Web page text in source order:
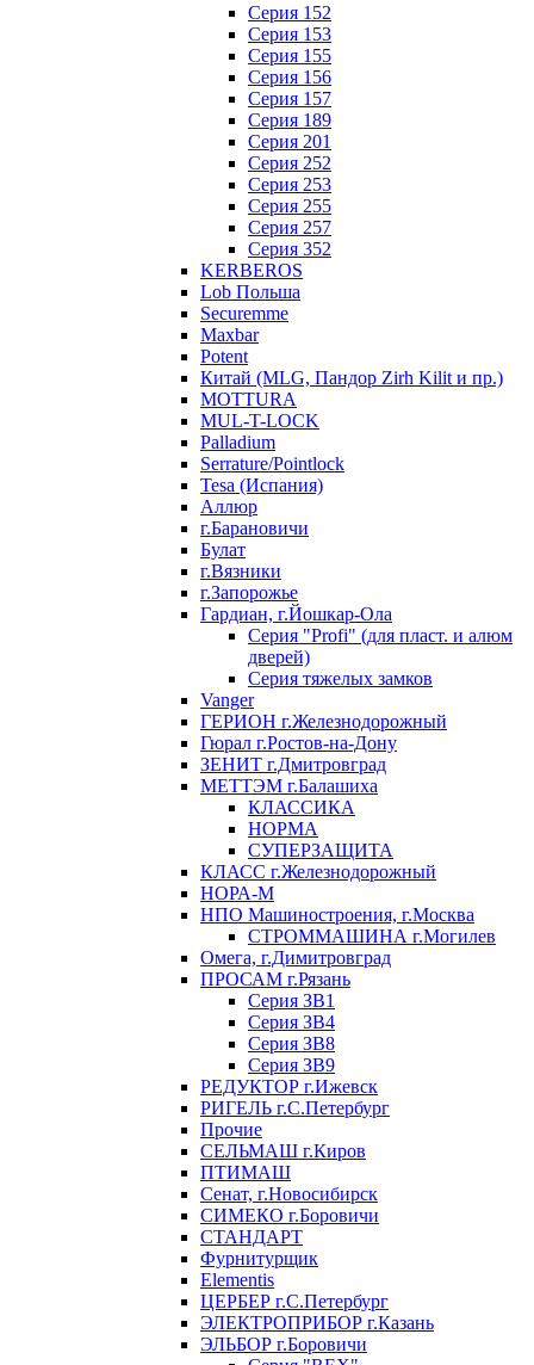
Серия 152
Серия 153
Серия 155
Серия 156
Серия 157
Серия 189
Серия 201
Серия 252
Серия 253
Серия 255
Серия 257
Серия 352
KERBEROS
Lob Польша
Securemme
Maxbar
Potent
Китай (MLG, Пандор Zirh Kilit и пр.)
MOTTURA
MUL-T-LOCK
Palladium
Serrature/Pointlock
Tesa (Испания)
Аллюр
г.Барановичи
Булат
г.Вязники
г.Запорожье
Гардиан, г.Йошкар-Ола
Серия "Profi" (для пласт. и алюм
дверей)
Серия тяжелых замков
Vanger
ГЕРИОН г.Железнодорожный
Гюрал г.Ростов-на-Дону
ЗЕНИТ г.Дмитровград
МЕТТЭМ г.Балашиха
КЛАССИКА
НОРМА
СУПЕРЗАЩИТА
КЛАСС г.Железнодорожный
НОРА-М
НПО Машиностроения, г.Москва
СТРОММАШИНА г.Могилев
Омега, г.Димитровград
ПРОСАМ г.Рязань
Серия ЗВ1
Серия ЗВ4
Серия ЗВ8
Серия ЗВ9
РЕДУКТОР г.Ижевск
РИГЕЛЬ г.С.Петербург
Прочие
СЕЛЬМАШ г.Киров
ПТИМАШ
Сенат, г.Новосибирск
СИМЕКО г.Боровичи
СТАНДАРТ
Фурнитурщик
Elementis
ЦЕРБЕР г.С.Петербург
ЭЛЕКТРОПРИБОР г.Казань
ЭЛЬБОР г.Боровичи